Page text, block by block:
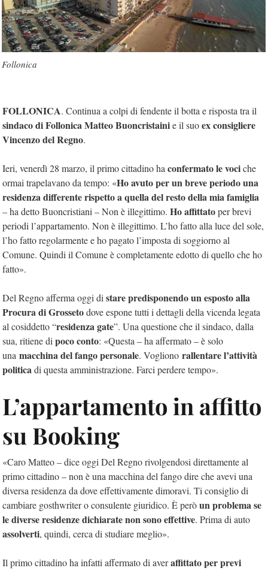
Follonica
FOLLONICA. Continua a colpi di fendente il botta e risposta tra il
sindaco di Follonica Matteo Buoncristainie il suoex consigliere
Vincenzo del Regno.
Ieri, venerdì 28 marzo, il primo cittadino ha confermato le vociche
ormai trapelavano da tempo: «Ho avuto per un breve periodo una
residenza differente rispetto a quella del resto della mia famiglia
– ha detto Buoncristiani – Non è illegittimo. Ho affittatoper brevi
periodi l’appartamento. Non è illegittimo. L’ho fatto alla luce del sole,
l’ho fatto regolarmente e ho pagato l’imposta di soggiorno al
Comune. Quindi il Comune è completamente edotto di quello che ho
fatto».
Del Regno afferma oggi di stare predisponendo un esposto alla
Procura di Grossetodove espone tutti i dettagli della vicenda legata
al cosiddetto “residenza gate”. Una questione che il sindaco, dalla
sua, ritiene di poco conto: «Questa – ha affermato – è solo
una macchina del fango personale. Vogliono rallentare l’attività
politicadi questa amministrazione. Farci perdere tempo».
L’appartamento in affitto
su Booking
«Caro Matteo – dice oggi Del Regno rivolgendosi direttamente al
primo cittadino – non è una macchina del fango dire che avevi una
diversa residenza da dove effettivamente dimoravi. Ti consiglio di
cambiare gosthwriter o consulente giuridico. È peròun problema se
le diverse residenze dichiarate non sono effettive. Prima di auto
assolverti, quindi, cerca di studiare meglio».
Il primo cittadino ha infatti affermato di averaffittato per previ